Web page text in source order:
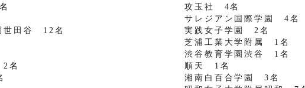
攻玉社 4名
サレジアン国際学園 4名
世田谷 12名
実践女子学園 2名
芝浦工業大学附属 1名
渋谷教育学園渋谷 1名
名
順天 1名
湘南白百合学園 3名